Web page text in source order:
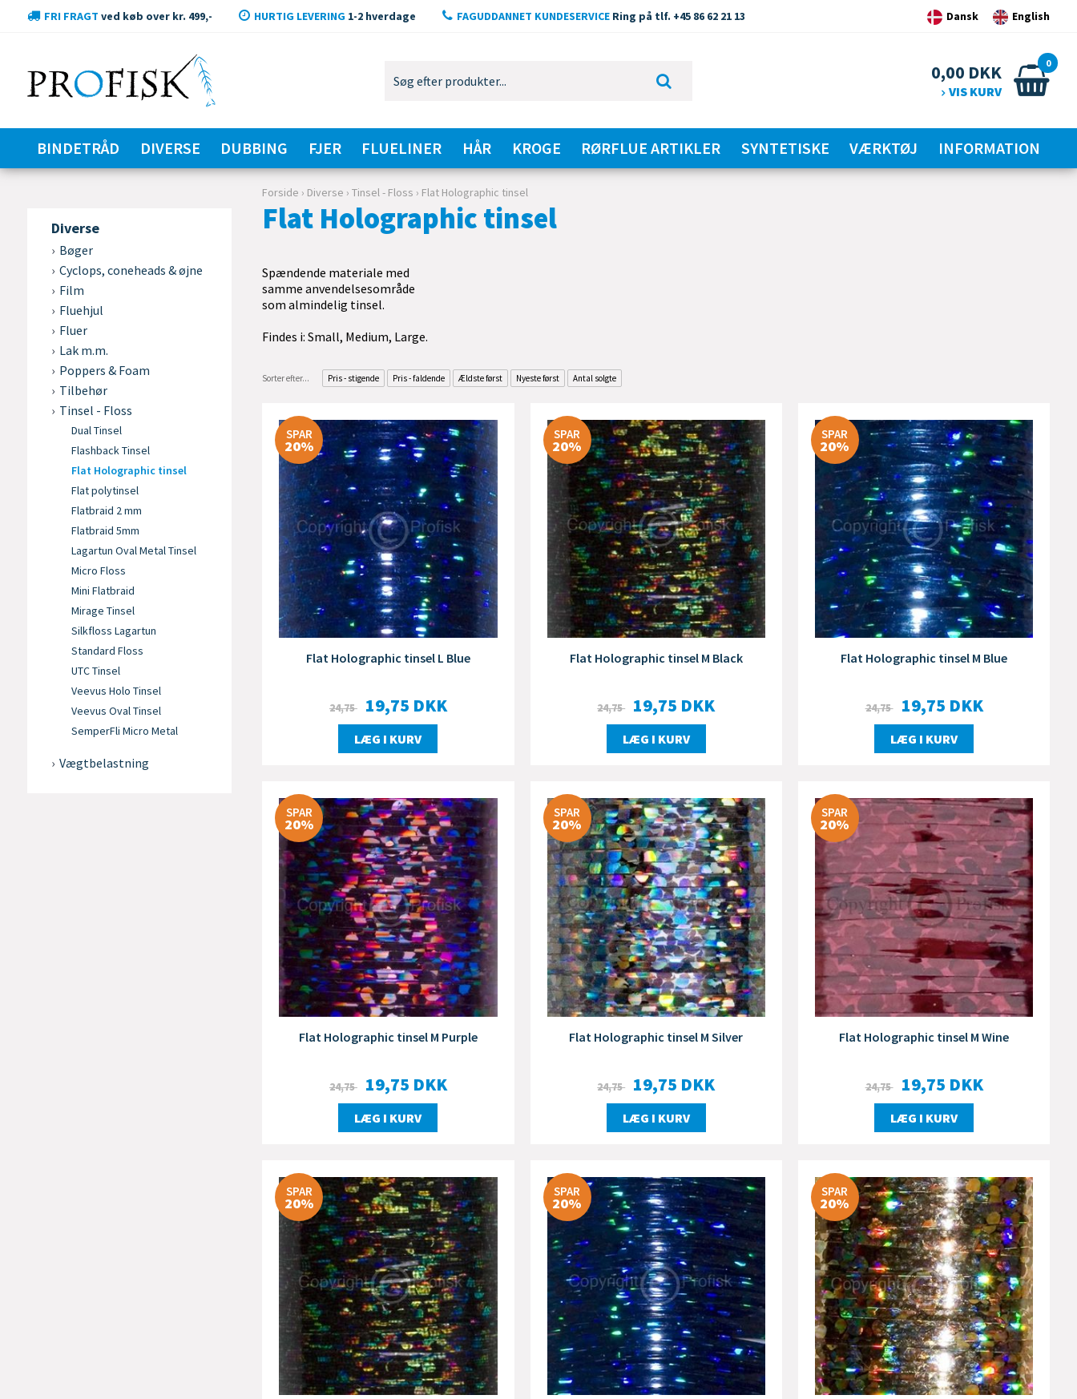
FRI FRAGT ved køb over kr. 499,- HURTIG LEVERING1-2 hverdage FAGUDDANNET KUNDESERVICERing på tlf. +45 86 62 21 13 Dansk English
0
0,00 DKK
VIS KURV
BINDETRÅD DIVERSE DUBBING FJER FLUELINER HÅR KROGE RØRFLUE ARTIKLER SYNTETISKE VÆRKTØJ INFORMATION
Diverse
Bøger
Cyclops, coneheads & øjne
Film
Fluehjul
Fluer
Lak m.m.
Poppers & Foam
Tilbehør
Tinsel - Floss
Dual Tinsel
Flashback Tinsel
Flat Holographic tinsel
Flat polytinsel
Flatbraid 2 mm
Flatbraid 5mm
Lagartun Oval Metal Tinsel
Micro Floss
Mini Flatbraid
Mirage Tinsel
Silkfloss Lagartun
Standard Floss
UTC Tinsel
Veevus Holo Tinsel
Veevus Oval Tinsel
SemperFli Micro Metal
Vægtbelastning
Forside › Diverse ›Tinsel - Floss › Flat Holographic tinsel
Flat Holographic tinsel
Spændende materiale med
samme anvendelsesområde
som almindelig tinsel.
Findes i: Small, Medium, Large.
Sorter efter... Pris - stigende Pris - faldende Ældste først Nyeste først Antal solgte
SPAR
20%
Flat Holographic tinsel L Blue
24,75 19,75 DKK
LÆG I KURV
SPAR
20%
Flat Holographic tinsel M Black
24,75 19,75 DKK
LÆG I KURV
SPAR
20%
Flat Holographic tinsel M Blue
24,75 19,75 DKK
LÆG I KURV
SPAR
20%
Flat Holographic tinsel M Purple
24,75 19,75 DKK
LÆG I KURV
SPAR
20%
Flat Holographic tinsel M Silver
24,75 19,75 DKK
LÆG I KURV
SPAR
20%
Flat Holographic tinsel M Wine
24,75 19,75 DKK
LÆG I KURV
SPAR
20%
SPAR
20%
SPAR
20%